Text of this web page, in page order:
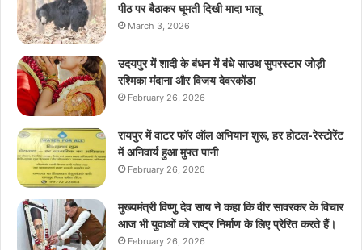
पीठ पर बैठाकर घूमती दिखी मादा भालू
March 3, 2026
उदयपुर में शादी के बंधन में बंधे साउथ सुपरस्टार जोड़ी
रश्मिका मंदाना और विजय देवरकोंडा
February 26, 2026
रायपुर में वाटर फॉर ऑल अभियान शुरू, हर होटल-रेस्टोरेंट
में अनिवार्य हुआ मुफ्त पानी
February 26, 2026
मुख्यमंत्री विष्णु देव साय ने कहा कि वीर सावरकर के विचार
आज भी युवाओं को राष्ट्र निर्माण के लिए प्रेरित करते हैं।
February 26, 2026